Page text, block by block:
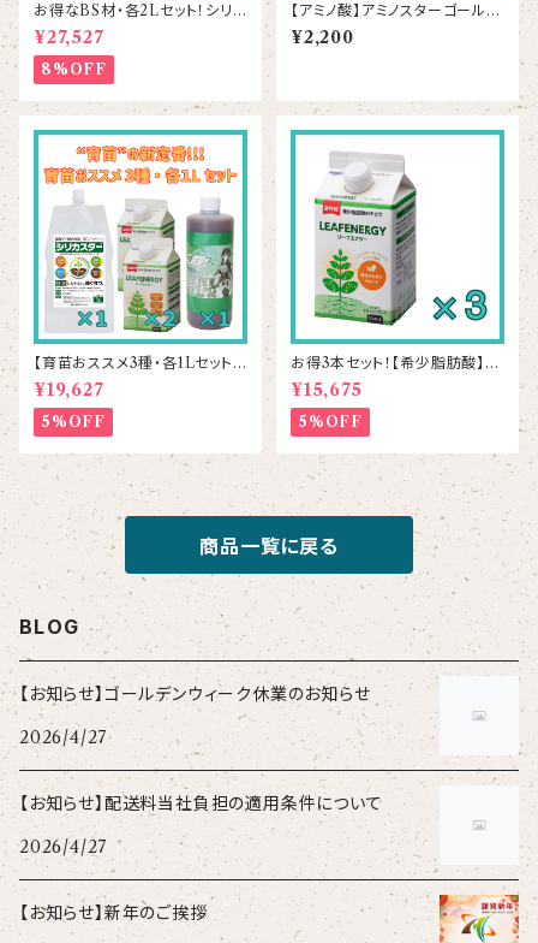
お得なBS材・各2Lセット！シリカ
スター2本＆リーフエナジー4本
¥27,527
8%OFF
【アミノ酸】アミノスターゴールド
1L
¥2,200
【育苗おススメ3種・各1Lセット】
シリカスター1本＆リーフエナジ
ー2本＆ラプラス1本
¥19,627
5%OFF
お得3本セット！【希少脂肪酸】リ
ーフエナジー 500mL×3本
¥15,675
5%OFF
商品一覧に戻る
BLOG
【お知らせ】ゴールデンウィーク休業のお知らせ
2026/4/27
【お知らせ】配送料当社負担の適用条件について
2026/4/27
【お知らせ】新年のご挨拶